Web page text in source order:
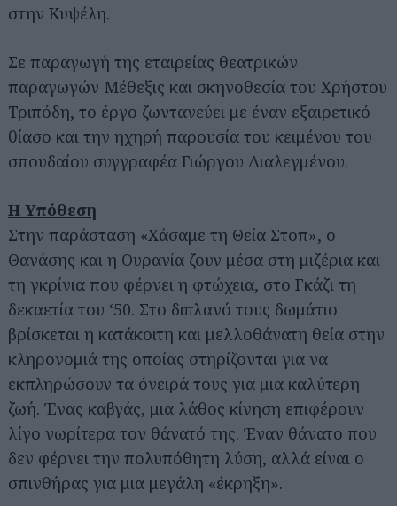
στην Κυψέλη.
Σε παραγωγή της εταιρείας θεατρικών
παραγωγών Μέθεξις και σκηνοθεσία του Χρήστου
Τριπόδη, το έργο ζωντανεύει με έναν εξαιρετικό
θίασο και την ηχηρή παρουσία του κειμένου του
σπουδαίου συγγραφέα Γιώργου Διαλεγμένου.
Η Υπόθεση
Στην παράσταση «Χάσαμε τη Θεία Στοπ», ο
Θανάσης και η Ουρανία ζουν μέσα στη μιζέρια και
τη γκρίνια που φέρνει η φτώχεια, στο Γκάζι τη
δεκαετία του ‘50. Στο διπλανό τους δωμάτιο
βρίσκεται η κατάκοιτη και μελλοθάνατη θεία στην
κληρονομιά της οποίας στηρίζονται για να
εκπληρώσουν τα όνειρά τους για μια καλύτερη
ζωή. Ένας καβγάς, μια λάθος κίνηση επιφέρουν
λίγο νωρίτερα τον θάνατό της. Έναν θάνατο που
δεν φέρνει την πολυπόθητη λύση, αλλά είναι ο
σπινθήρας για μια μεγάλη «έκρηξη».